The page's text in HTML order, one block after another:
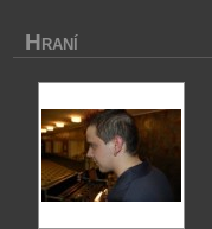
H RANÍ